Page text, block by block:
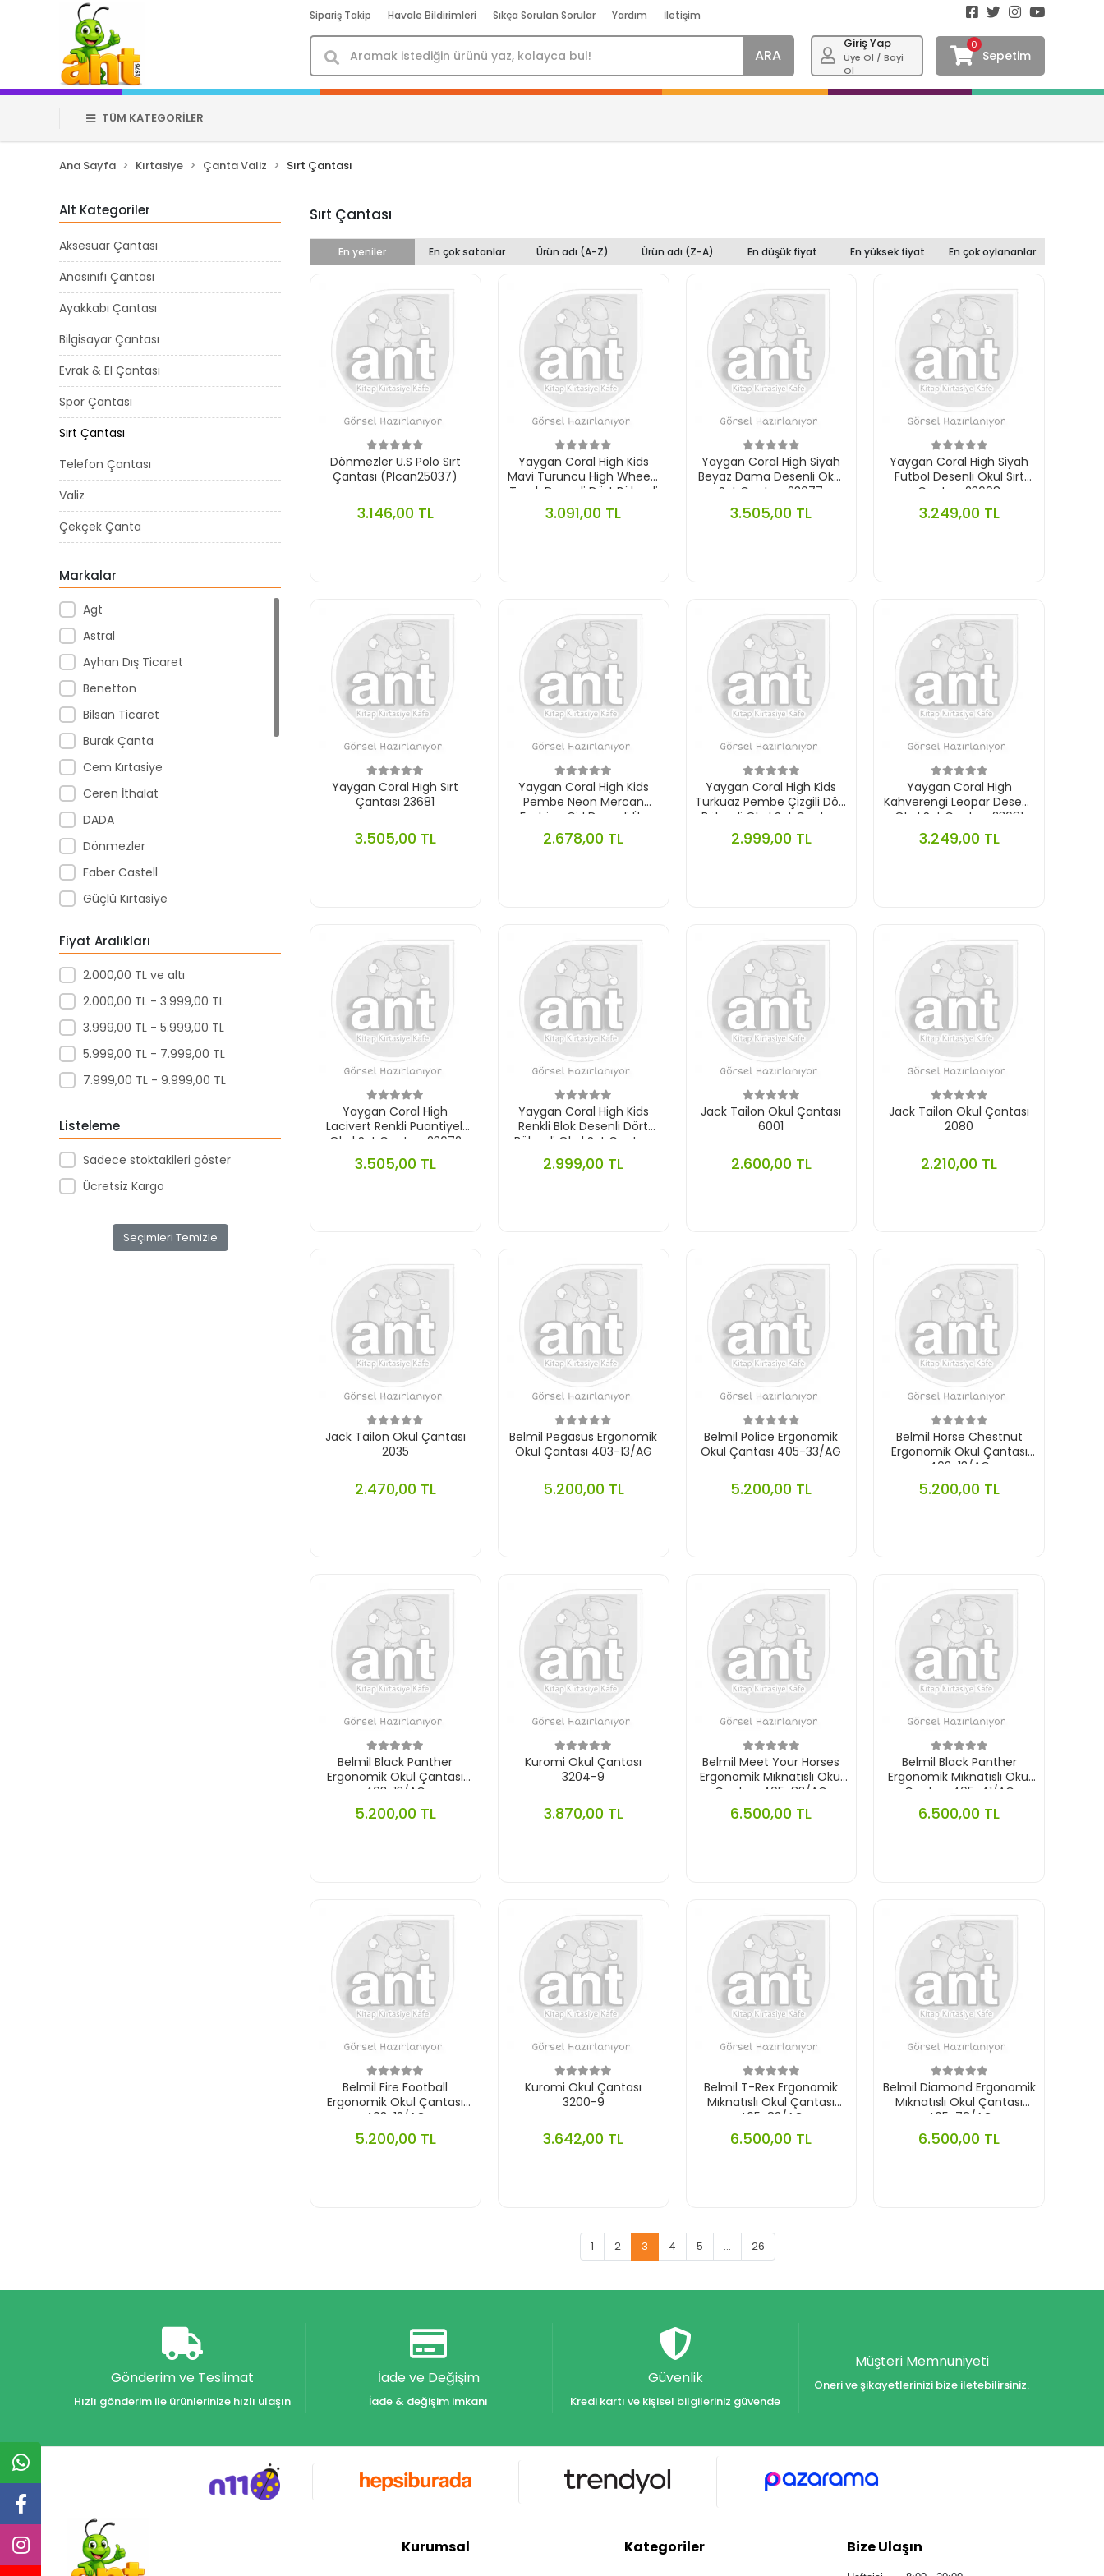
Sipariş Takip Havale Bildirimleri Sıkça Sorulan Sorular Yardım İletişim
ARA
Giriş Yap
Üye Ol / Bayi
Ol
0
Sepetim
TÜM KATEGORİLER
Ana Sayfa Kırtasiye Çanta Valiz Sırt Çantası
Alt Kategoriler
Aksesuar Çantası
Anasınıfı Çantası
Ayakkabı Çantası
Bilgisayar Çantası
Evrak & El Çantası
Spor Çantası
Sırt Çantası
Telefon Çantası
Valiz
Çekçek Çanta
Markalar
Agt
Astral
Ayhan Dış Ticaret
Benetton
Bilsan Ticaret
Burak Çanta
Cem Kırtasiye
Ceren İthalat
DADA
Dönmezler
Faber Castell
Güçlü Kırtasiye
Karaoğlu
Karınca Çanta
Koçak Çanta
KÜÇÜK ESNAF
Liz
Mattel
Micro
Noki
Özkara Çanta
Tom Çanta
Fiyat Aralıkları
2.000,00 TL ve altı
2.000,00 TL - 3.999,00 TL
3.999,00 TL - 5.999,00 TL
5.999,00 TL - 7.999,00 TL
7.999,00 TL - 9.999,00 TL
Listeleme
Sadece stoktakileri göster
Ücretsiz Kargo
Seçimleri Temizle
Sırt Çantası
En yeniler En çok satanlar Ürün adı (A-Z) Ürün adı (Z-A) En düşük fiyat En yüksek fiyat En çok oylananlar
Dönmezler U.S Polo Sırt
Çantası (Plcan25037)
3.146,00 TL
Yaygan Coral High Kids
Mavi Turuncu High Wheels
Truck Desenli Dört Bölmeli
Okul Sırt Çantası 23778
3.091,00 TL
Yaygan Coral High Siyah
Beyaz Dama Desenli Okul
Sırt Çantası 23677
3.505,00 TL
Yaygan Coral High Siyah
Futbol Desenli Okul Sırt
Çantası 23698
3.249,00 TL
Yaygan Coral Hıgh Sırt
Çantası 23681
3.505,00 TL
Yaygan Coral High Kids
Pembe Neon Mercan
Fashion Girl Desenli Üç
Bölmeli Okul Sırt Çantası
23669
2.678,00 TL
Yaygan Coral High Kids
Turkuaz Pembe Çizgili Dört
Bölmeli Okul Sırt Çantası
23771
2.999,00 TL
Yaygan Coral High
Kahverengi Leopar Desenli
Okul Sırt Çantası 23681
3.249,00 TL
Yaygan Coral High
Lacivert Renkli Puantiyeli
Okul Sırt Çantası 23672
3.505,00 TL
Yaygan Coral High Kids
Renkli Blok Desenli Dört
Bölmeli Okul Sırt Çantası
23775
2.999,00 TL
Jack Tailon Okul Çantası
6001
2.600,00 TL
Jack Tailon Okul Çantası
2080
2.210,00 TL
Jack Tailon Okul Çantası
2035
2.470,00 TL
Belmil Pegasus Ergonomik
Okul Çantası 403-13/AG
5.200,00 TL
Belmil Police Ergonomik
Okul Çantası 405-33/AG
5.200,00 TL
Belmil Horse Chestnut
Ergonomik Okul Çantası
403-13/AG
5.200,00 TL
Belmil Black Panther
Ergonomik Okul Çantası
403-13/AG
5.200,00 TL
Kuromi Okul Çantası
3204-9
3.870,00 TL
Belmil Meet Your Horses
Ergonomik Mıknatıslı Okul
Çantası 405-83/AG
6.500,00 TL
Belmil Black Panther
Ergonomik Mıknatıslı Okul
Çantası 405-41/AG
6.500,00 TL
Belmil Fire Football
Ergonomik Okul Çantası
403-13/AG
5.200,00 TL
Kuromi Okul Çantası
3200-9
3.642,00 TL
Belmil T-Rex Ergonomik
Mıknatıslı Okul Çantası
405-83/AG
6.500,00 TL
Belmil Diamond Ergonomik
Mıknatıslı Okul Çantası
405-78/AG
6.500,00 TL
1 2 3 4 5 ... 26
Gönderim ve Teslimat
Hızlı gönderim ile ürünlerinize hızlı ulaşın
İade ve Değişim
İade & değişim imkanı
Güvenlik
Kredi kartı ve kişisel bilgileriniz güvende
Müşteri Memnuniyeti
Öneri ve şikayetlerinizi bize iletebilirsiniz.
Kurumsal Kategoriler Bize Ulaşın